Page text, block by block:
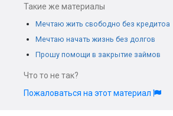
Такие же материалы
Мечтаю жить свободно без кредитоа
Мечтаю начать жизнь без долгов
Прошу помощи в закрытие займов
Что то не так?
Пожаловаться на этот материал